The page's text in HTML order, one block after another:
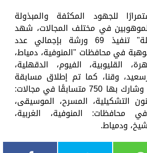
للجهود المكثفة والمبذولة
في مختلف المجالات، شهد
برنامج "مصر جميلة" تنفيذ 69 ورشة بإجمالي عدد
6000 موهبة في محافظات "المنوفية، دمياط،
القليوبية، الفيوم، الدقهلية،
وقنا، كما تم إطلاق مسابقة
"مواهبنا مستقبلنا" وشارك بها 750 متسابقًا في مجالات:
التشكيلية، المسرح، الموسيقى،
محافظات: المنوفية، الغربية،
ودمياط.